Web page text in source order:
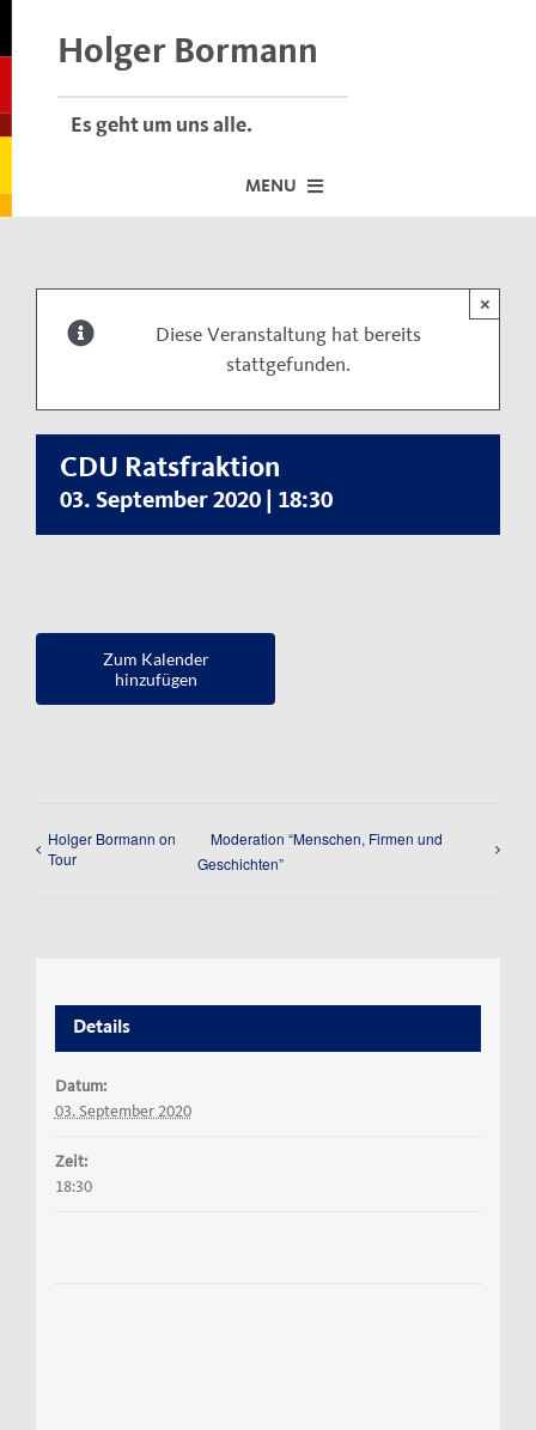
Holger Bormann
Es geht um uns alle.
MENU
Dafür stehe ich
Termine vor Ort
Neuigkeiten
Der Bormann-Bulli
Datenschutzerklärung
Diese Veranstaltung hat bereits
stattgefunden.
×
CDU Ratsfraktion
03. September 2020 | 18:30
Zum Kalender
hinzufügen
Holger Bormann on
Tour
Moderation “Menschen, Firmen und
Geschichten”
Details
Datum:
03. September 2020
Zeit:
18:30